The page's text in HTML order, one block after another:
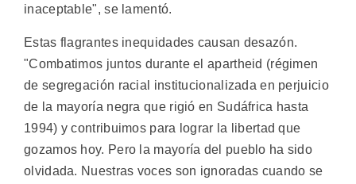
inaceptable", se lamentó.
Estas flagrantes inequidades causan desazón.
"Combatimos juntos durante el apartheid (régimen
de segregación racial institucionalizada en perjuicio
de la mayoría negra que rigió en Sudáfrica hasta
1994) y contribuimos para lograr la libertad que
gozamos hoy. Pero la mayoría del pueblo ha sido
olvidada. Nuestras voces son ignoradas cuando se